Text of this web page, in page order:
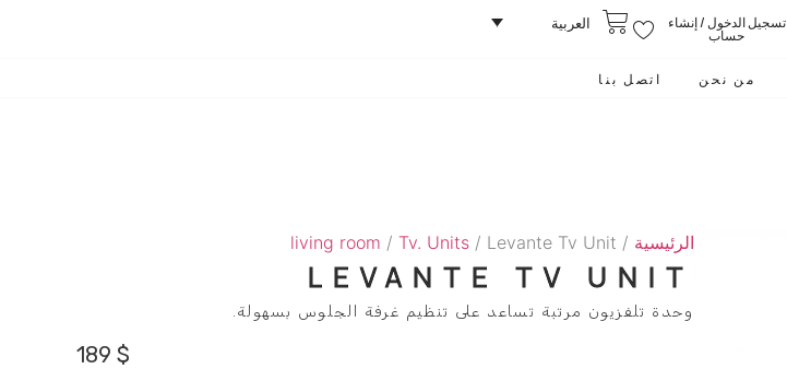
تسجيل الدخول / إنشاء
حساب
العربية
من نحن اتصل بنا
الرئيسية /
living room / Tv. Units/ Levante Tv Unit
LEVANTE TV UNIT
وحدة تلفزيون مرتبة تساعد على تنظيم غرفة الجلوس بسهولة.
189 $